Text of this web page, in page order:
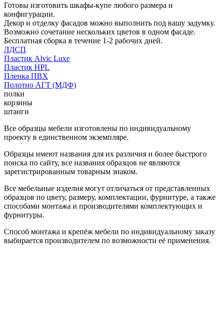
Готовы изготовить шкафы-купе любого размера и
конфигурации.
Декор и отделку фасадов можно выполнить под вашу задумку.
Возможно сочетание нескольких цветов в одном фасаде.
Бесплатная сборка в течение 1-2 рабочих дней.
ЛДСП
Пластик Alvic Luxe
Пластик HPL
Пленка ПВХ
Полотно АГТ (МДФ)
полки
корзины
штанги
Все образцы мебели изготовлены по индивидуальному
проекту в единственном экземпляре.
Образцы имеют названия для их различия и более быстрого
поиска по сайту, все названия образцов не являются
зарегистрированным товарным знаком.
Все мебельные изделия могут отличаться от представленных
образцов по цвету, размеру, комплектации, фурнитуре, а также
способами монтажа и производителями комплектующих и
фурнитуры.
Способ монтажа и крепёж мебели по индивидуальному заказу
выбирается производителем по возможности её применения.